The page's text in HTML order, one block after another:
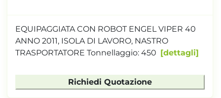
EQUIPAGGIATA CON ROBOT ENGEL VIPER 40
ANNO 2011, ISOLA DI LAVORO, NASTRO
TRASPORTATORE Tonnellaggio: 450
dettagli
Richiedi Quotazione